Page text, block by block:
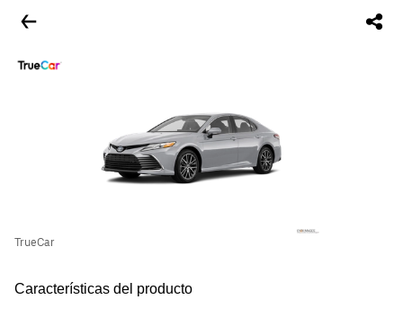
TrueCar
Características del producto